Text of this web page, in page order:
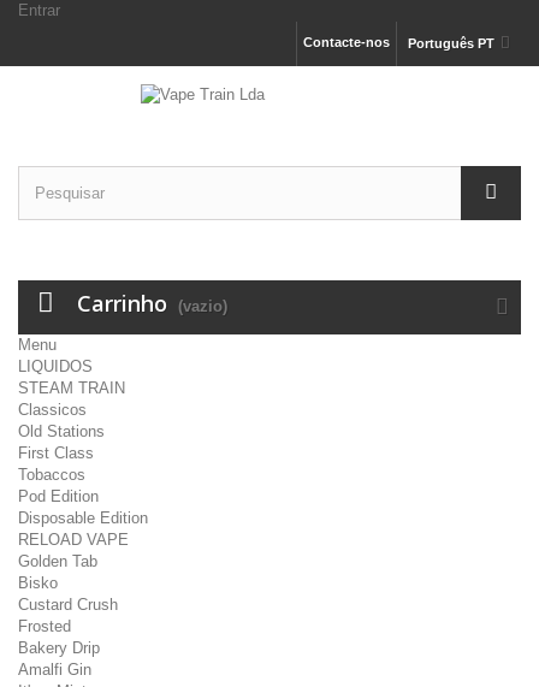
Entrar
Português PT
Contacte-nos
Carrinho (vazio)
Menu
LIQUIDOS
STEAM TRAIN
Classicos
Old Stations
First Class
Tobaccos
Pod Edition
Disposable Edition
RELOAD VAPE
Golden Tab
Bisko
Custard Crush
Frosted
Bakery Drip
Amalfi Gin